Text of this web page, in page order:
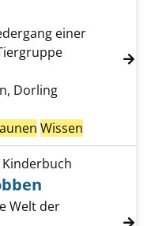
einer
Verfasser
Dorling
Wissen
Wale und Robben
Kinderbuch
Welt der